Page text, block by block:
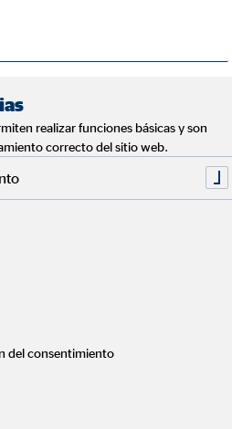
realizar funciones básicas y son
correcto del sitio web.
del consentimiento